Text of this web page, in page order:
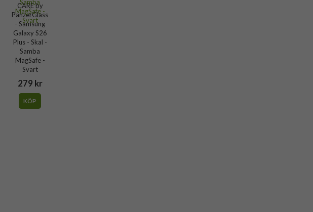
CARE by
PanzerGlass
- Samsung
Galaxy S26
Plus - Skal -
Samba
MagSafe -
Svart
279 kr
KÖP